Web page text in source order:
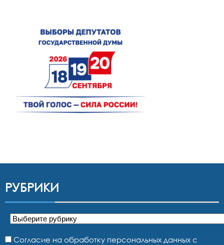
РУБРИКИ
Рубрики
Согласие на обработку персональных данных с